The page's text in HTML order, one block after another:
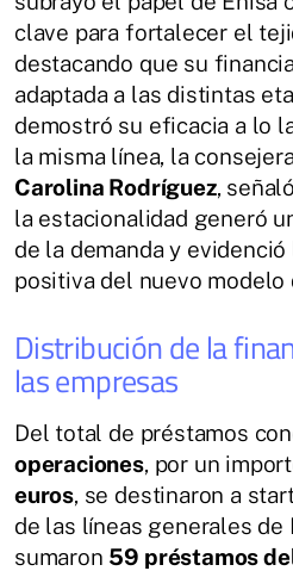
clave para fortalecer el
destacando que su
adaptada a las distintas
demostró su eficacia a lo
la misma línea, la
Carolina Rodríguez,
la estacionalidad generó
de la demanda y
positiva del nuevo modelo
Distribución de la
las empresas
Del total de préstamos
operaciones, por un
euros, se destinaron a
de las líneas generales de
sumaron 59 préstamos